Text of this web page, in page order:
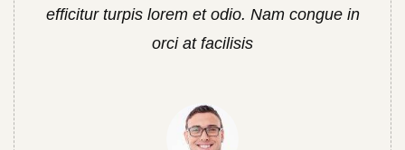
efficitur turpis lorem et odio. Nam congue in
orci at facilisis